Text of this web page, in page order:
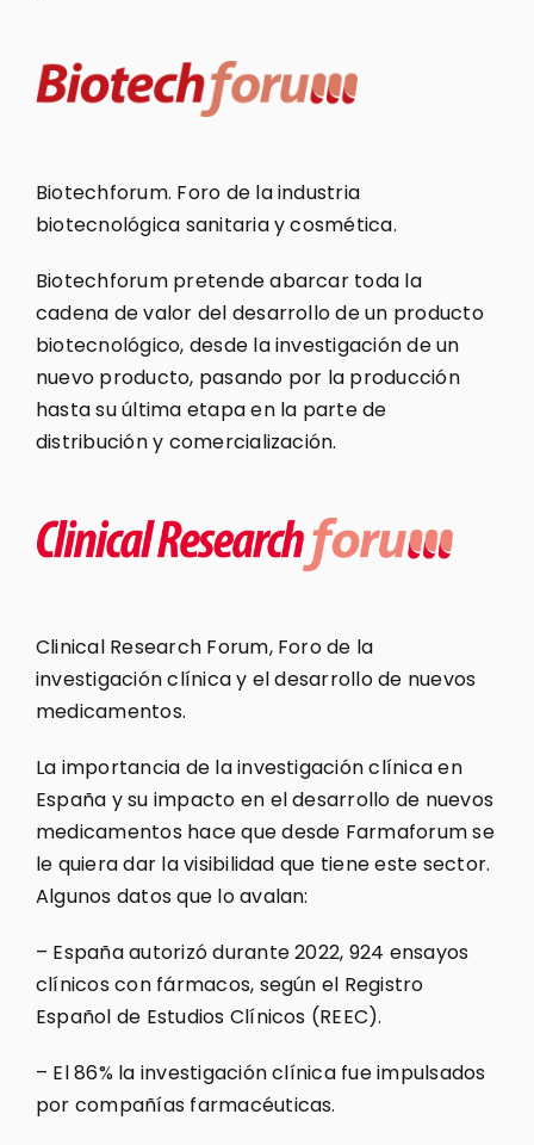
Biotechforum. Foro de la industria
biotecnológica sanitaria y cosmética.
Biotechforum pretende abarcar toda la
cadena de valor del desarrollo de un producto
biotecnológico, desde la investigación de un
nuevo producto, pasando por la producción
hasta su última etapa en la parte de
distribución y comercialización.
Clinical Research Forum, Foro de la
investigación clínica y el desarrollo de nuevos
medicamentos.
La importancia de la investigación clínica en
España y su impacto en el desarrollo de nuevos
medicamentos hace que desde Farmaforum se
le quiera dar la visibilidad que tiene este sector.
Algunos datos que lo avalan:
– España autorizó durante 2022, 924 ensayos
clínicos con fármacos, según el Registro
Español de Estudios Clínicos (REEC).
– El 86% la investigación clínica fue impulsados
por compañías farmacéuticas.